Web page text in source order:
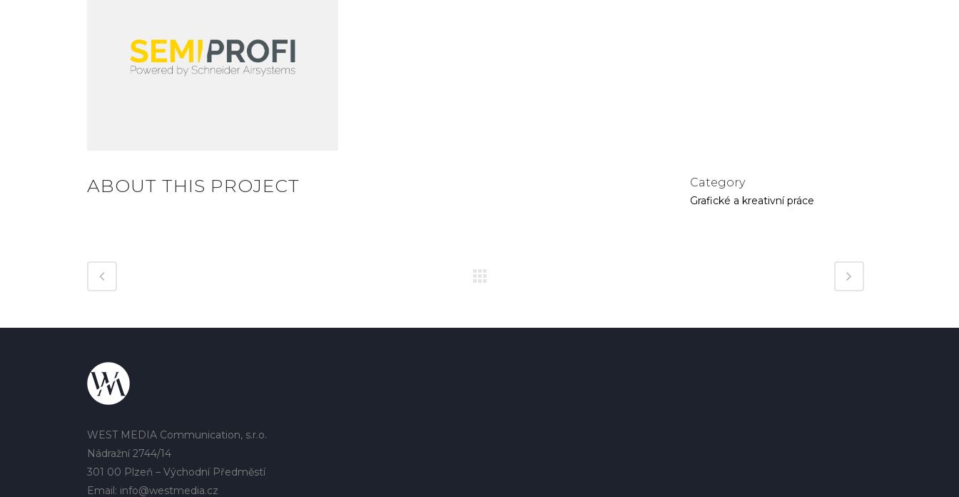
ABOUT THIS PROJECT Category
Grafické a kreativní práce
WEST MEDIA Communication, s.r.o.
Nádražní 2744/14
301 00 Plzeň – Východní Předměstí
Email: info@westmedia.cz